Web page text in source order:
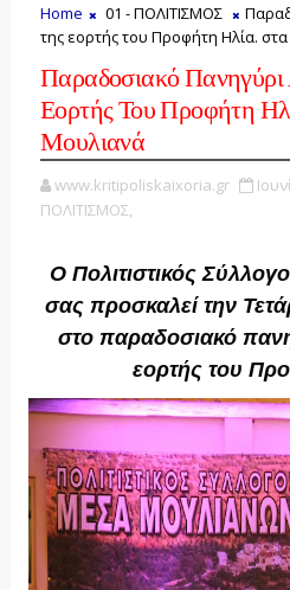
Home 01 - ΠΟΛΙΤΙΣΜΟΣ
της εορτής του Προφήτη Ηλία.
Παραδοσιακό
Εορτής Του Προφήτη
Μουλιανά
www.kritipoliskaixoria.gr
ΠΟΛΙΤΙΣΜΟΣ,
Ο Πολιτιστικός
σας προσκαλεί την
στο παραδοσιακό
εορτής του